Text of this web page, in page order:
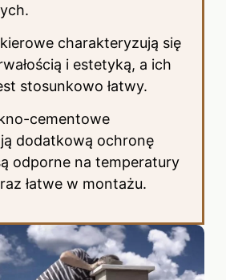
charakteryzują się
i estetyką, a ich
stosunkowo łatwy.
cementowe
dodatkową ochronę
odporne na temperatury
łatwe w montażu.